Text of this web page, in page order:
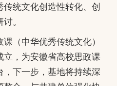
统文化创造性转化、创
。
（中华优秀传统文化）
立，为安徽省高校思政课
下一步，基地将持续深